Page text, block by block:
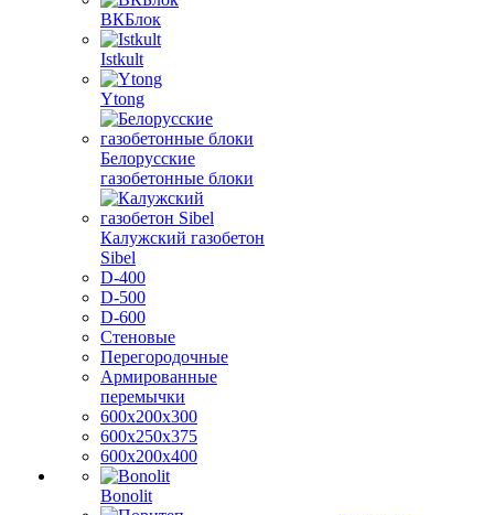
ВКБлок
Istkult
Ytong
Белорусские
газобетонные блоки
Калужский газобетон
Sibel
D-400
D-500
D-600
Стеновые
Перегородочные
Армированные
перемычки
600х200х300
600х250х375
600х200х400
Bonolit